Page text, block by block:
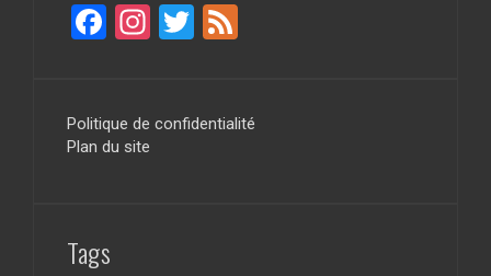
F
b
o
In
gr
T
er
Politique de confidentialité
Plan du site
Tags